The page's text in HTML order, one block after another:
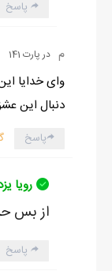
پاسخ
م در پارت 141
وای خدایا
دنبال این
پاسخ
رویا
از بس
پاسخ